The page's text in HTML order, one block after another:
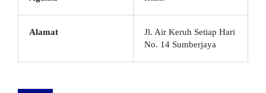
Alamat
Jl. Air Keruh Setiap Hari
No. 14 Sumberjaya